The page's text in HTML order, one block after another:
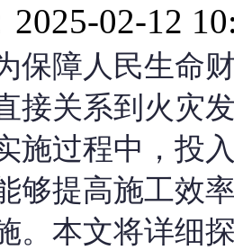
2025-02-12
保障人民生命
接关系到火灾
施过程中，投
够提高施工效
。本文将详细